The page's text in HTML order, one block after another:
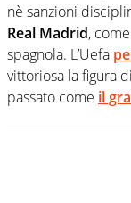
nè sanzioni
Real Madrid,
spagnola. L’Uefa
vittoriosa la figura
passato come il